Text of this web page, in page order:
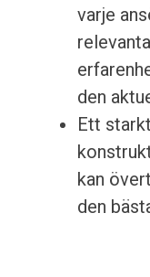
varje
den
Ett starkt
kan
den